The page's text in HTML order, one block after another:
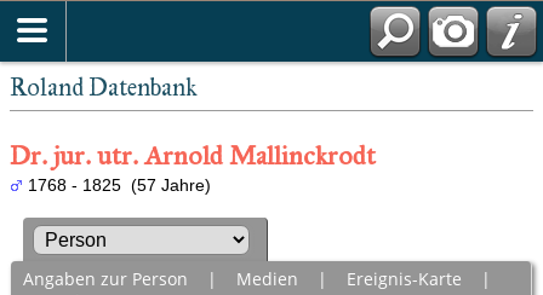
Roland Datenbank
Dr. jur. utr. Arnold Mallinckrodt
1768 - 1825 (57 Jahre)
Angaben zur Person | Medien | Ereignis-Karte |